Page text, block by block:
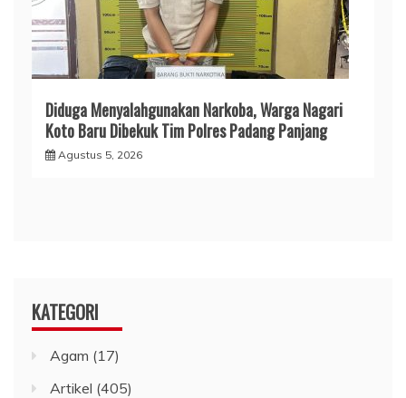
Diduga Menyalahgunakan Narkoba, Warga Nagari
Koto Baru Dibekuk Tim Polres Padang Panjang
Agustus 5, 2026
KATEGORI
Agam (17)
Artikel (405)